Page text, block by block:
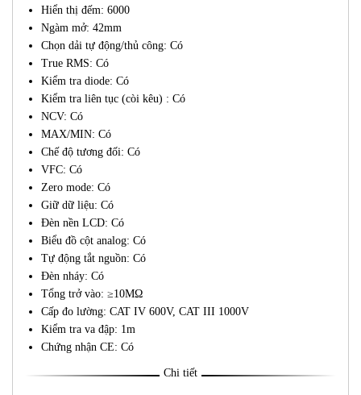
Hiển thị đếm: 6000
Ngàm mở: 42mm
Chọn dải tự động/thủ công: Có
True RMS: Có
Kiểm tra diode: Có
Kiểm tra liên tục (còi kêu) : Có
NCV: Có
MAX/MIN: Có
Chế độ tương đối: Có
VFC: Có
Zero mode: Có
Giữ dữ liệu: Có
Đèn nền LCD: Có
Biểu đồ cột analog: Có
Tự động tắt nguồn: Có
Đèn nháy: Có
Tổng trở vào: ≥10MΩ
Cấp đo lường: CAT IV 600V, CAT III 1000V
Kiểm tra va đập: 1m
Chứng nhận CE: Có
Chi tiết